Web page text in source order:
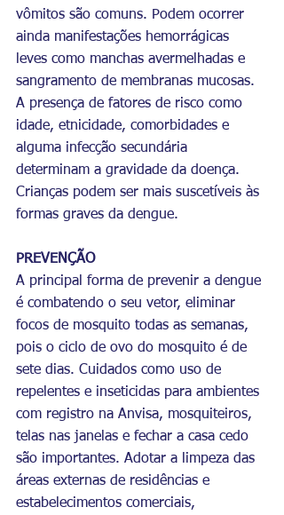
vômitos são comuns. Podem ocorrer
ainda manifestações hemorrágicas
leves como manchas avermelhadas e
sangramento de membranas mucosas.
A presença de fatores de risco como
idade, etnicidade, comorbidades e
alguma infecção secundária
determinam a gravidade da doença.
Crianças podem ser mais suscetíveis às
formas graves da dengue.
PREVENÇÃO
A principal forma de prevenir a dengue
é combatendo o seu vetor, eliminar
focos de mosquito todas as semanas,
pois o ciclo de ovo do mosquito é de
sete dias. Cuidados como uso de
repelentes e inseticidas para ambientes
com registro na Anvisa, mosquiteiros,
telas nas janelas e fechar a casa cedo
são importantes. Adotar a limpeza das
áreas externas de residências e
estabelecimentos comerciais,